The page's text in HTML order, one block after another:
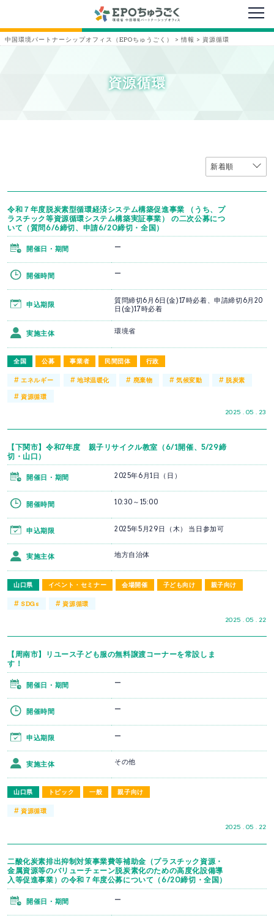
メニ
中国環境パートナーシップオフィス（EPOちゅうごく） > 情報 > 資源循環
資源循環
令和７年度脱炭素型循環経済システム構築促進事業 （うち、プ
ラスチック等資源循環システム構築実証事業） の二次公募につ
いて（質問6/6締切、申請6/20締切・全国）
全国 公募 事業者 民間団体 行政
2025 . 05 . 23
開催日・期間 ー
開催時間 ー
申込期限
質問締切6月6日(金)17時必着、申請締切6月20
日(金)17時必着
実施主体 環境省
#エネルギー # 地球温暖化 # 廃棄物 #気候変動 #脱炭素
#資源循環
【下関市】令和7年度 親子リサイクル教室（6/1開催、5/29締
切・山口）
山口県 イベント・セミナー 会場開催 子ども向け 親子向け
2025 . 05 . 22
開催日・期間 2025年6月1日（日）
開催時間 10:30～15:00
申込期限 2025年5月29日（木） 当日参加可
実施主体 地方自治体
#SDGs #資源循環
【周南市】リユース子ども服の無料譲渡コーナーを常設しま
す！
山口県 トピック 一般 親子向け
2025 . 05 . 22
開催日・期間 ー
開催時間 ー
申込期限 ー
実施主体 その他
#資源循環
二酸化炭素排出抑制対策事業費等補助金（プラスチック資源・
金属資源等のバリューチェーン脱炭素化のための高度化設備導
入等促進事業）の令和７年度公募について（6/20締切・全国）
開催日・期間 ー